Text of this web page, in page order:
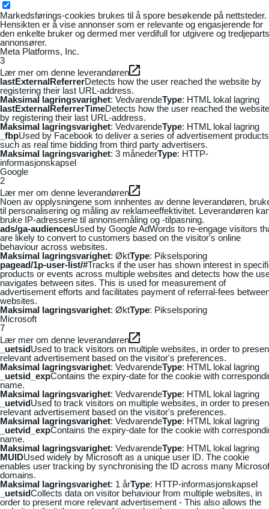
Markedsførings-cookies brukes til å spore besøkende på nettsteder.
Hensikten er å vise annonser som er relevante og engasjerende for
den enkelte bruker og dermed mer verdifull for utgivere og tredjeparts
annonsører.
Meta Platforms, Inc.
3
Lær mer om denne leverandøren
lastExternalReferrerDetects how the user reached the website by
registering their last URL-address.
Maksimal lagringsvarighet: VedvarendeType: HTML lokal lagring
lastExternalReferrerTimeDetects how the user reached the website
by registering their last URL-address.
Maksimal lagringsvarighet: VedvarendeType: HTML lokal lagring
_fbpUsed by Facebook to deliver a series of advertisement products
such as real time bidding from third party advertisers.
Maksimal lagringsvarighet: 3 månederType: HTTP-
informasjonskapsel
Google
2
Lær mer om denne leverandøren
Noen av opplysningene som innhentes av denne leverandøren,
til personalisering og måling av reklameeffektivitet. Leverandøren
bruke IP-adressene til annonsemåling og -tilpasning.
ads/ga-audiencesUsed by Google AdWords to re-engage visitors
are likely to convert to customers based on the visitor's online
behaviour across websites.
Maksimal lagringsvarighet: ØktType: Pikselsporing
pagead/1p-user-list/#Tracks if the user has shown interest in
products or events across multiple websites and detects how the
navigates between sites. This is used for measurement of
advertisement efforts and facilitates payment of referral-fees
websites.
Maksimal lagringsvarighet: ØktType: Pikselsporing
Microsoft
7
Lær mer om denne leverandøren
_uetsidUsed to track visitors on multiple websites, in order to
relevant advertisement based on the visitor's preferences.
Maksimal lagringsvarighet: VedvarendeType: HTML lokal lagring
_uetsid_expContains the expiry-date for the cookie with
name.
Maksimal lagringsvarighet: VedvarendeType: HTML lokal lagring
_uetvidUsed to track visitors on multiple websites, in order to
relevant advertisement based on the visitor's preferences.
Maksimal lagringsvarighet: VedvarendeType: HTML lokal lagring
_uetvid_expContains the expiry-date for the cookie with
name.
Maksimal lagringsvarighet: VedvarendeType: HTML lokal lagring
MUIDUsed widely by Microsoft as a unique user ID. The cookie
enables user tracking by synchronising the ID across many
domains.
Maksimal lagringsvarighet: 1 årType: HTTP-informasjonskapsel
_uetsidCollects data on visitor behaviour from multiple websites, in
order to present more relevant advertisement - This also allows the